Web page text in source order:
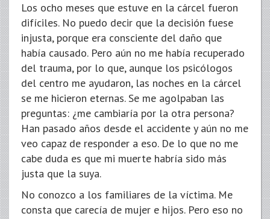
Los ocho meses que estuve en la cárcel fueron
difíciles. No puedo decir que la decisión fuese
injusta, porque era consciente del daño que
había causado. Pero aún no me había recuperado
del trauma, por lo que, aunque los psicólogos
del centro me ayudaron, las noches en la cárcel
se me hicieron eternas. Se me agolpaban las
preguntas: ¿me cambiaría por la otra persona?
Han pasado años desde el accidente y aún no me
veo capaz de responder a eso. De lo que no me
cabe duda es que mi muerte habría sido más
justa que la suya.
No conozco a los familiares de la víctima. Me
consta que carecía de mujer e hijos. Pero eso no